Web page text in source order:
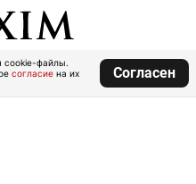
cookie-файлы.
согласие на их
Согласен